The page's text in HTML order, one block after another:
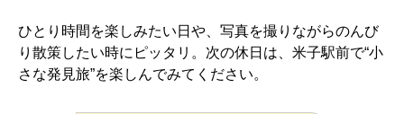
ひとり時間を楽しみたい日や、写真を撮りながらのんび
り散策したい時にピッタリ。次の休日は、米子駅前で“小
さな発見旅”を楽しんでみてください。